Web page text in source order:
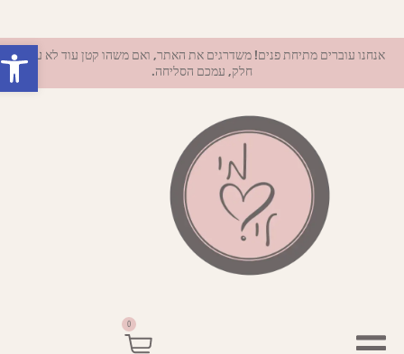
פתחאנחנו עוברים מתיחת פנים! משדרגים את האתר, ואם משהו קטן עוד לא עובד
חלק, עמכם הסליחה.
0